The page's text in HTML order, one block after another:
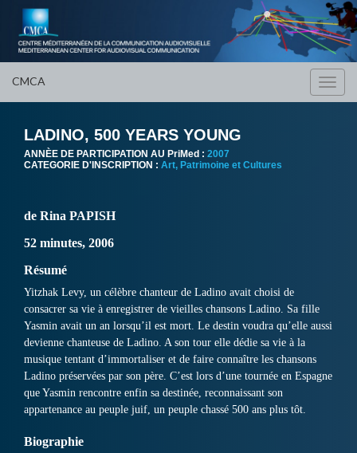
CMCA
LADINO, 500 YEARS YOUNG
ANNÈE DE PARTICIPATION AU PriMed : 2007
CATEGORIE D'INSCRIPTION : Art, Patrimoine et Cultures
de Rina PAPISH
52 minutes, 2006
Résumé
Yitzhak Levy, un célèbre chanteur de Ladino avait choisi de
consacrer sa vie à enregistrer de vieilles chansons Ladino. Sa fille
Yasmin avait un an lorsqu’il est mort. Le destin voudra qu’elle aussi
devienne chanteuse de Ladino. A son tour elle dédie sa vie à la
musique tentant d’immortaliser et de faire connaître les chansons
Ladino préservées par son père. C’est lors d’une tournée en Espagne
que Yasmin rencontre enfin sa destinée, reconnaissant son
appartenance au peuple juif, un peuple chassé 500 ans plus tôt.
Biographie